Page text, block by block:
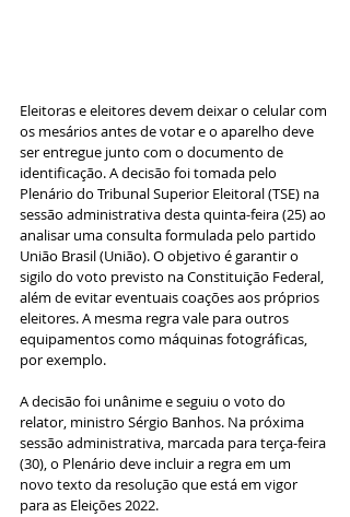
Eleitoras e eleitores devem deixar o celular com
os mesários antes de votar e o aparelho deve
ser entregue junto com o documento de
identificação. A decisão foi tomada pelo
Plenário do Tribunal Superior Eleitoral (TSE) na
sessão administrativa desta quinta-feira (25) ao
analisar uma consulta formulada pelo partido
União Brasil (União). O objetivo é garantir o
sigilo do voto previsto na Constituição Federal,
além de evitar eventuais coações aos próprios
eleitores. A mesma regra vale para outros
equipamentos como máquinas fotográficas,
por exemplo.
A decisão foi unânime e seguiu o voto do
relator, ministro Sérgio Banhos. Na próxima
sessão administrativa, marcada para terça-feira
(30), o Plenário deve incluir a regra em um
novo texto da resolução que está em vigor
para as Eleições 2022.